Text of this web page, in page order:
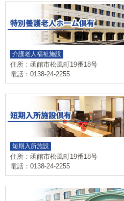
介護老人福祉施設
住所：函館市松風町19番18号
電話：0138-24-2255
短期入所施設
住所：函館市松風町19番18号
電話：0138-24-2255